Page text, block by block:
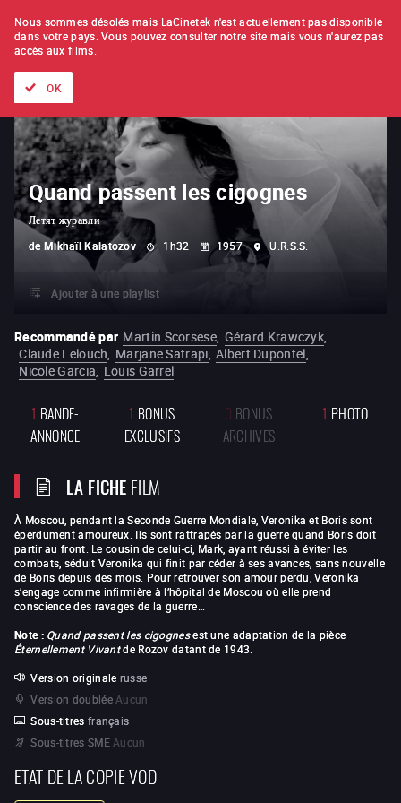
À L'UNITÉ ABONNEMENT
Quand passent les cigognes
Летят журавли
de Mikhaïl Kalatozov 1h32 1957 U.R.S.S.
Ajouter à une playlist
Recommandé par Martin Scorsese, Gérard Krawczyk,
Claude Lelouch, Marjane Satrapi, Albert Dupontel,
Nicole Garcia, Louis Garrel
1 BANDE-
ANNONCE
1 BONUS
EXCLUSIFS
0 BONUS
ARCHIVES
1 PHOTO
LA FICHEFILM
À Moscou, pendant la Seconde Guerre Mondiale, Veronika et Boris sont
éperdument amoureux. Ils sont rattrapés par la guerre quand Boris doit
partir au front. Le cousin de celui-ci, Mark, ayant réussi à éviter les
combats, séduit Veronika qui finit par céder à ses avances, sans nouvelle
de Boris depuis des mois. Pour retrouver son amour perdu, Veronika
s’engage comme infirmière à l’hôpital de Moscou où elle prend
conscience des ravages de la guerre…
Note : Quand passent les cigognesest une adaptation de la pièce
Éternellement Vivantde Rozov datant de 1943.
Version originale russe
Version doublée Aucun
Sous-titres français
Sous-titres SME Aucun
ETAT DE LA COPIE VOD
Nous sommes désolés mais LaCinetek n'est actuellement pas disponible
dans votre pays. Vous pouvez consulter notre site mais vous n'aurez pas
accès aux films.
OK